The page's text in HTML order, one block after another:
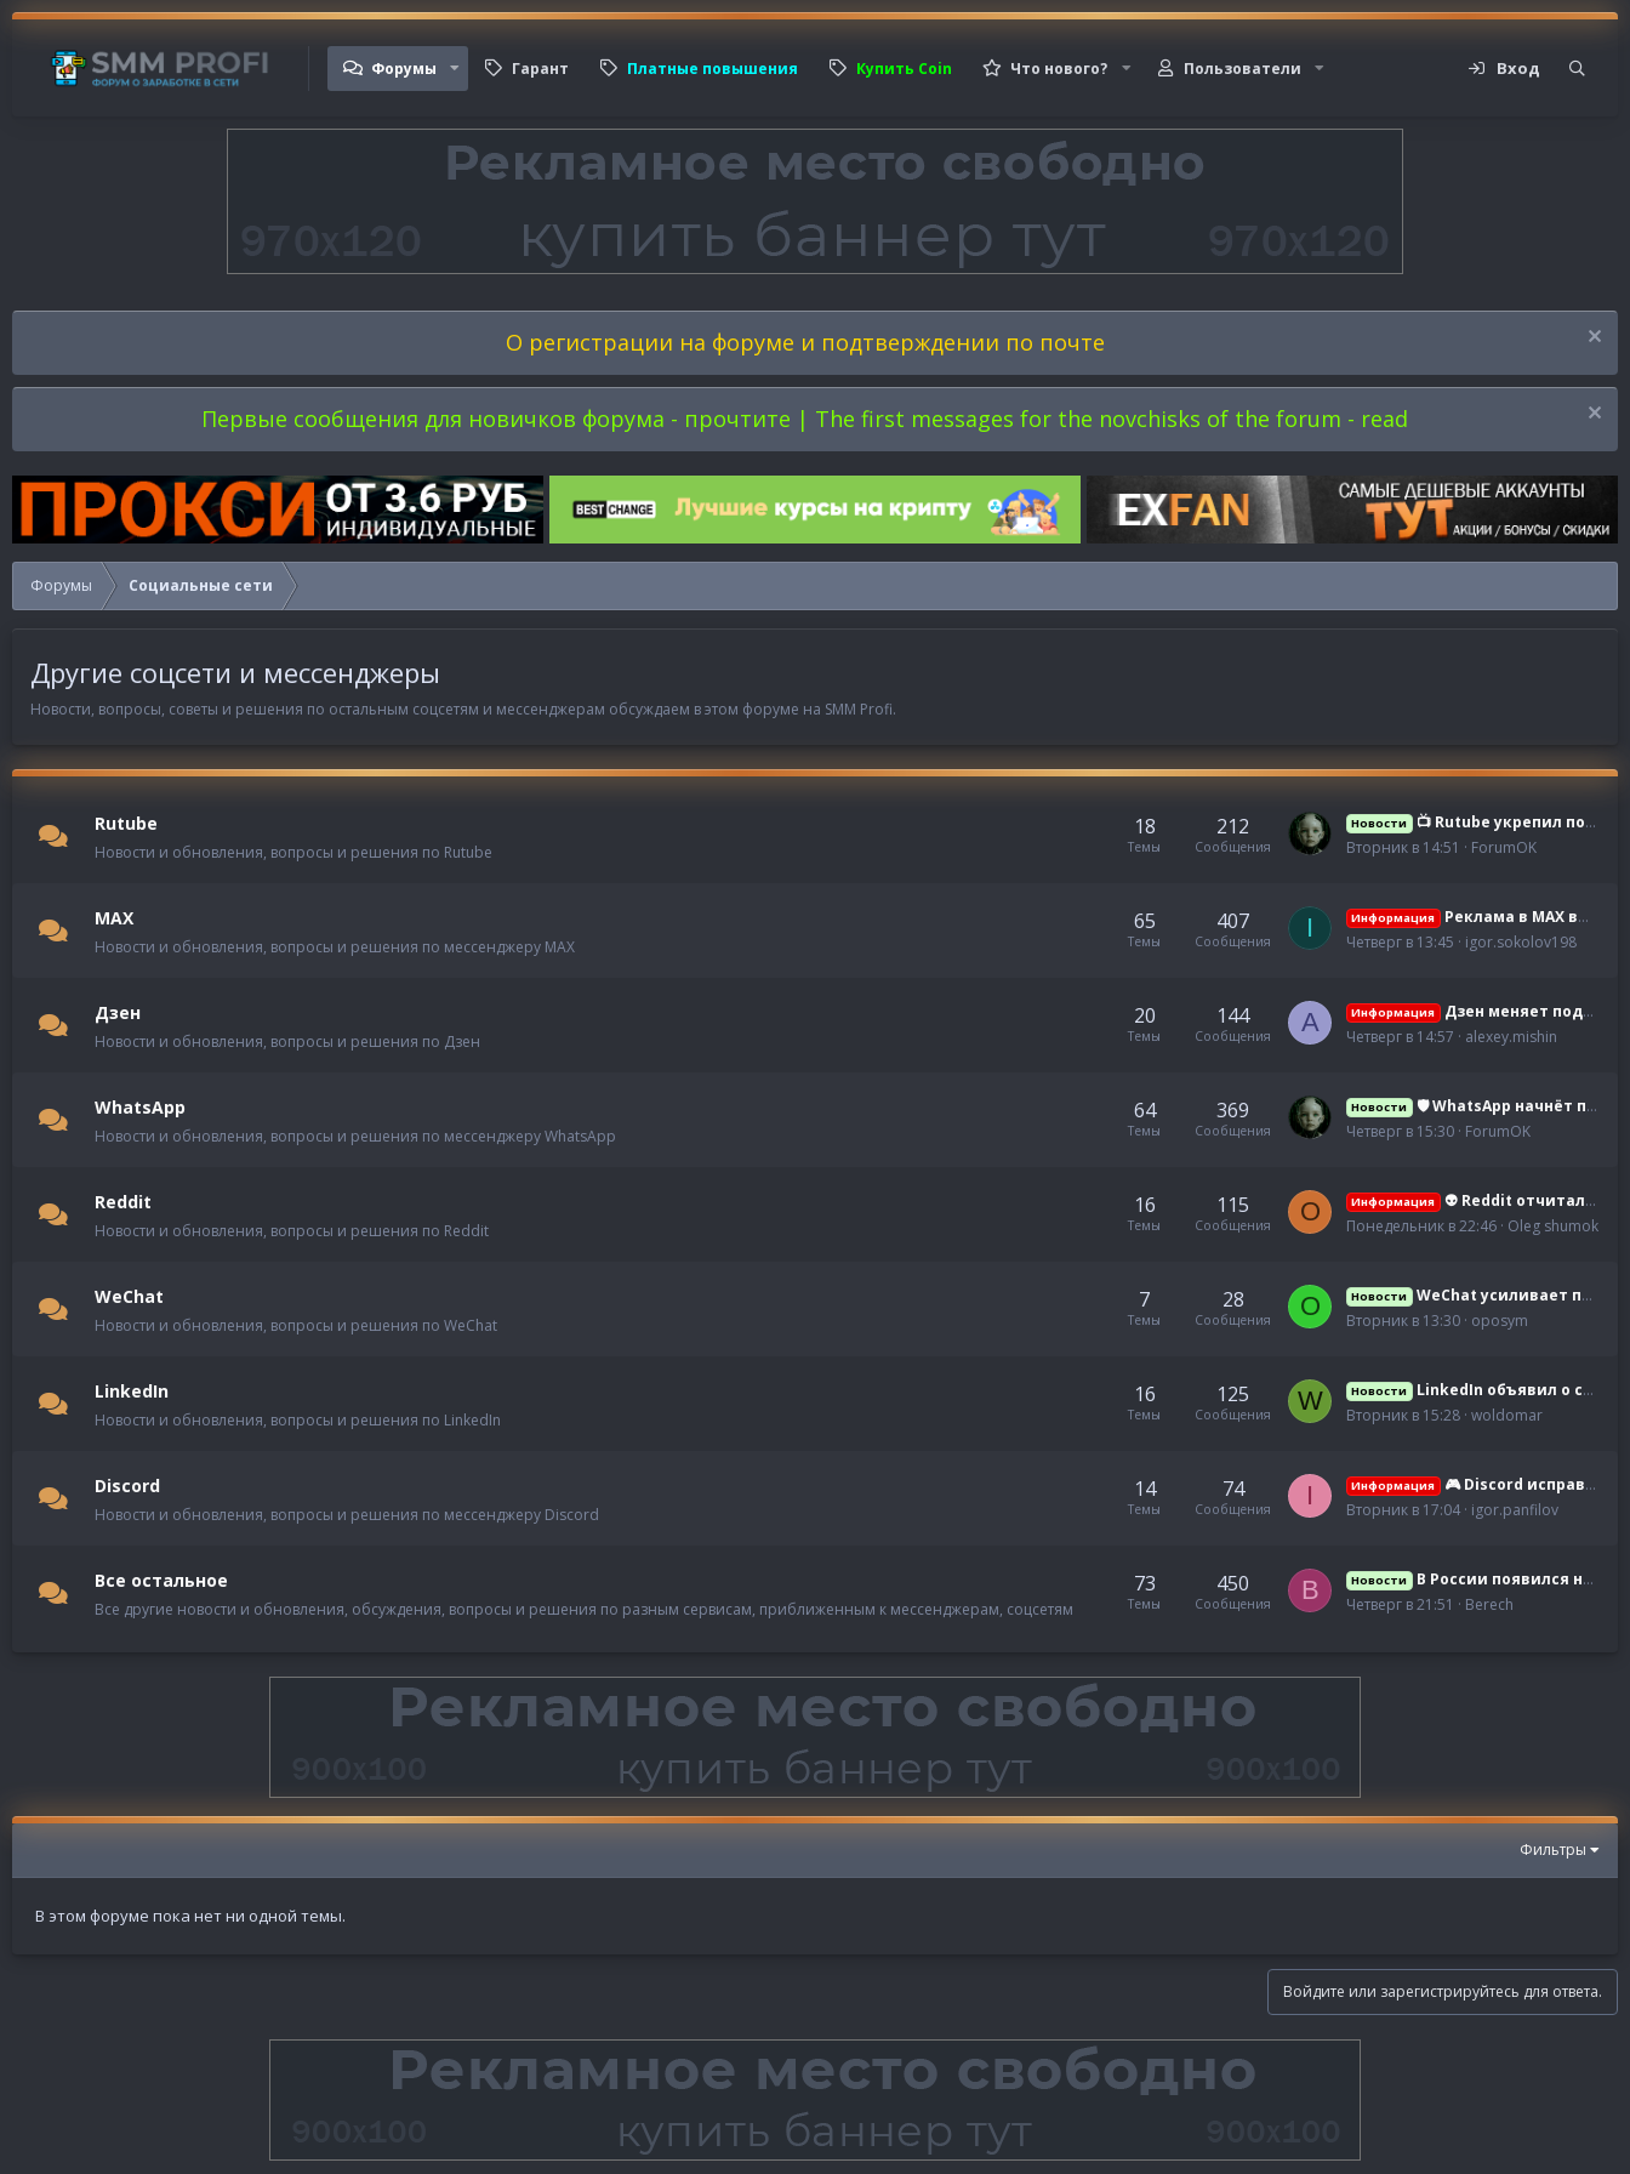
Форумы Гарант Платные повышения Купить Coin Что нового? Пользователи Вход
О регистрации на форуме и подтверждении по почте
Первые сообщения для новичков форума - прочтите | The first messages for the novchisks of the forum - read
Форумы Социальные сети
Другие соцсети и мессенджеры
Новости, вопросы, советы и решения по остальным соцсетям и мессенджерам обсуждаем в этом форуме на SMM Profi.
Rutube
Новости и обновления, вопросы и решения по Rutube Темы
18
Сообщения
212 Новости
📺 Rutube укрепил позиции и охватил 77% аудитории крупнейших регионов России
Вторник в 14:51
ForumOK
MAX
Новости и обновления, вопросы и решения по мессенджеру MAX Темы
65
Сообщения
407 I Информация
Реклама в MAX выросла более чем в 1300 раз, а число каналов увеличилось в 45 раз
Четверг в 13:45
igor.sokolov198
Дзен
Новости и обновления, вопросы и решения по Дзен Темы
20
Сообщения
144 A Информация
Дзен меняет подход к продвижению: почему одного хорошего контента уже недостаточно
Четверг в 14:57
alexey.mishin
WhatsApp
Новости и обновления, вопросы и решения по мессенджеру WhatsApp Темы
64
Сообщения
369 Новости
🛡️ WhatsApp начнёт помечать контент, созданный искусственным интеллектом
Четверг в 15:30 ForumOK
Reddit
Новости и обновления, вопросы и решения по Reddit Темы
16
Сообщения
115 O Информация
👽 Reddit отчитался о росте доходов, но столкнулся с новыми вызовами
Понедельник в 22:46 Oleg shumok
WeChat
Новости и обновления, вопросы и решения по WeChat Темы
7
Сообщения
28 O Новости
WeChat усиливает поддержку малого бизнеса: предпринимателям стали доступны новые инструменты
Вторник в 13:30 oposym
LinkedIn
Новости и обновления, вопросы и решения по LinkedIn Темы
16
Сообщения
125 W Новости
LinkedIn объявил о старте новой программы для создателей контента: авторы получат больше возможност
Вторник в 15:28 woldomar
Discord
Новости и обновления, вопросы и решения по мессенджеру Discord Темы
14
Сообщения
74 I Информация
🎮 Discord исправил проблемы приложения и улучшил стабильность работы платформы
Вторник в 17:04 igor.panfilov
Все остальное
Все другие новости и обновления, обсуждения, вопросы и решения по разным сервисам, приближенным к мессенджерам, соцсетям Темы
73
Сообщения
450 B Новости
В России появился новый мессенджер Syntara с секретными чатами
Четверг в 21:51
Berech
Фильтры
В этом форуме пока нет ни одной темы.
Войдите или зарегистрируйтесь для ответа.